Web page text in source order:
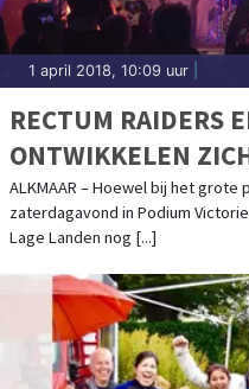
1 april 2018, 10:09 uur
RECTUM RAIDERS
ONTWIKKELEN
ALKMAAR – Hoewel bij het
zaterdagavond in Podium
Lage Landen nog [...]